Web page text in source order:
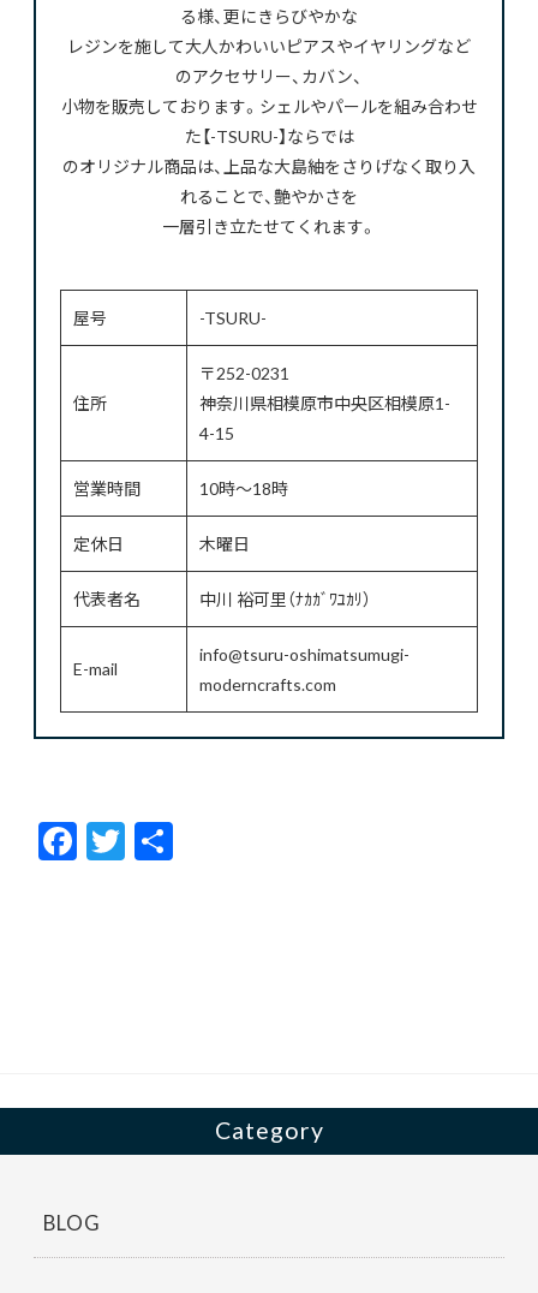
る様、更にきらびやかな
レジンを施して大人かわいいピアスやイヤリングなど
のアクセサリー、カバン、
小物を販売しております。シェルやパールを組み合わせ
た【-TSURU-】ならでは
のオリジナル商品は、上品な大島紬をさりげなく取り入
れることで、艶やかさを
一層引き立たせてくれます。
屋号 -TSURU-
住所
〒252-0231
神奈川県相模原市中央区相模原1-
4-15
営業時間 10時～18時
定休日 木曜日
代表者名 中川 裕可里（ﾅｶｶﾞﾜﾕｶﾘ）
E-mail
info@tsuru-oshimatsumugi-
moderncrafts.com
F
ac
T
w
Category
BLOG